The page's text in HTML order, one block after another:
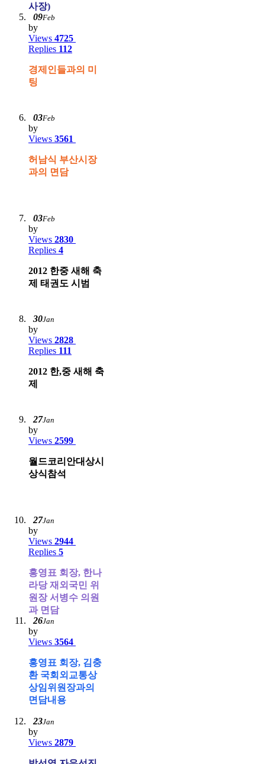
사장)
09Feb
by
Views 4725
Replies 112
경제인들과의 미
팅
03Feb
by
Views 3561
허남식 부산시장
과의 면담
03Feb
by
Views 2830
Replies 4
2012 한중 새해 축
제 태권도 시범
30Jan
by
Views 2828
Replies 111
2012 한,중 새해 축
제
27Jan
by
Views 2599
월드코리안대상시
상식참석
27Jan
by
Views 2944
Replies 5
홍영표 회장, 한나
라당 재외국민 위
원장 서병수 의원
과 면담
26Jan
by
Views 3564
홍영표 회장, 김충
환 국회외교통상
상임위원장과의
면담내용
23Jan
by
Views 2879